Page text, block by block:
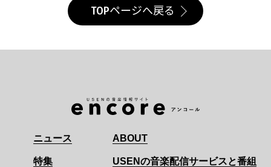
TOPページへ戻る
ニュース
特集
ABOUT
USENの音楽配信サービスと番組